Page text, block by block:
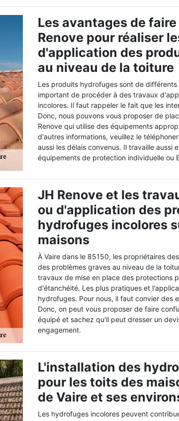
Les avantages de
Renove pour réaliser
d'application des
au niveau de la toiture
Les produits hydrofuges sont de
important de procéder à des travaux
incolores. Il faut rappeler le fait que les
Donc, nous pouvons vous proposer de
Renove qui utilise des équipements
d'autres informations, veuillez le
aussi les délais convenus. Il travaille aussi
équipements de protection individuelle ou
JH Renove et les
ou d'application des
hydrofuges incolores
maisons
À Vaire dans le 85150, les propriétaires
des problèmes graves au niveau de la
travaux de mise en place des protections
d'étanchéité. Les plus pratiques et
hydrofuges. Pour nous, il faut convier des
Donc, on peut vous proposer de faire
équipé et sachez qu'il peut dresser un
engagement.
L'installation des
pour les toits des
de Vaire et ses
Les hydrofuges incolores peuvent